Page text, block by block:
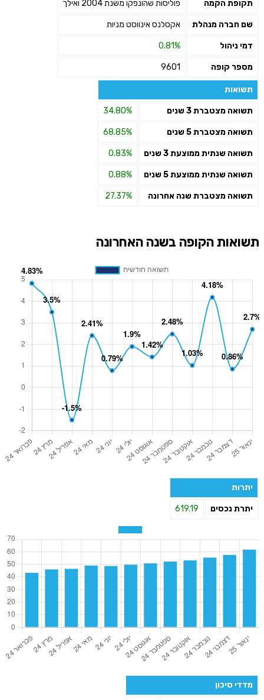
תקופת הקמה פוליסות שהונפקו משנת 2004 ואילך
שם חברה מנהלת אקסלנס אינווסט מניות
דמי ניהול 0.81%
מספר קופה 9601
תשואות
תשואה מצטברת 3 שנים 34.80%
תשואה מצטברת 5 שנים 68.85%
תשואה שנתית ממוצעת 3 שנים 0.83%
תשואה שנתית ממוצעת 5 שנים 0.88%
תשואה מצטברת שנה אחרונה 27.37%
תשואות הקופה בשנה האחרונה
יתרות
יתרת נכסים 619.19
מדדי סיכון
שליחה